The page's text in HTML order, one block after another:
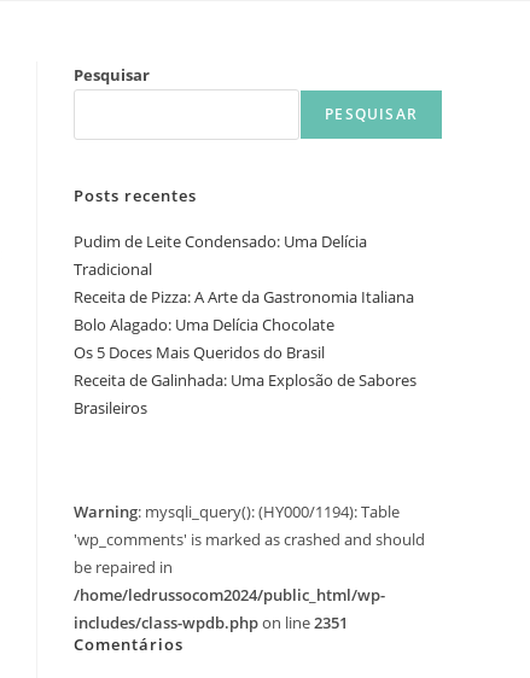
Pesquisar
PESQUISAR
Posts recentes
Pudim de Leite Condensado: Uma Delícia
Tradicional
Receita de Pizza: A Arte da Gastronomia Italiana
Bolo Alagado: Uma Delícia Chocolate
Os 5 Doces Mais Queridos do Brasil
Receita de Galinhada: Uma Explosão de Sabores
Brasileiros
Warning: mysqli_query(): (HY000/1194): Table
'wp_comments' is marked as crashed and should
be repaired in
/home/ledrussocom2024/public_html/wp-
includes/class-wpdb.phpon line2351
Comentários